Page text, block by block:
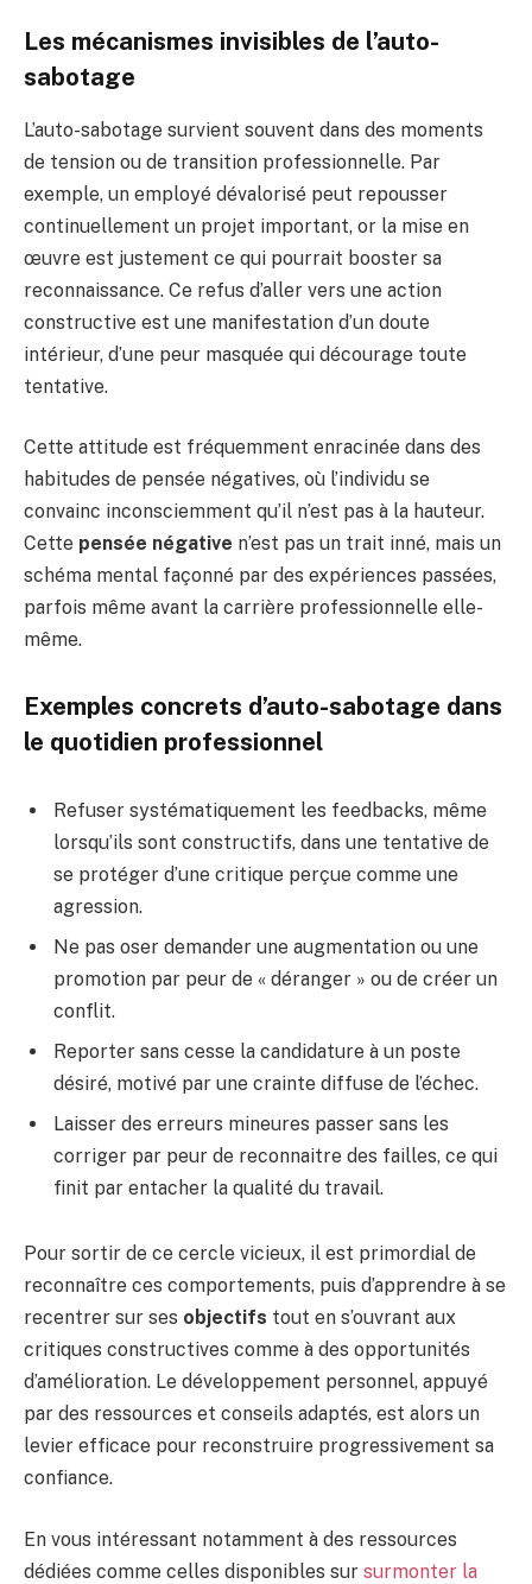
Les mécanismes invisibles de l’auto-
sabotage
L’auto-sabotage survient souvent dans des moments
de tension ou de transition professionnelle. Par
exemple, un employé dévalorisé peut repousser
continuellement un projet important, or la mise en
œuvre est justement ce qui pourrait booster sa
reconnaissance. Ce refus d’aller vers une action
constructive est une manifestation d’un doute
intérieur, d’une peur masquée qui décourage toute
tentative.
Cette attitude est fréquemment enracinée dans des
habitudes de pensée négatives, où l’individu se
convainc inconsciemment qu’il n’est pas à la hauteur.
Cette pensée négative n’est pas un trait inné, mais un
schéma mental façonné par des expériences passées,
parfois même avant la carrière professionnelle elle-
même.
Exemples concrets d’auto-sabotage dans
le quotidien professionnel
Refuser systématiquement les feedbacks, même
lorsqu’ils sont constructifs, dans une tentative de
se protéger d’une critique perçue comme une
agression.
Ne pas oser demander une augmentation ou une
promotion par peur de « déranger » ou de créer un
conflit.
Reporter sans cesse la candidature à un poste
désiré, motivé par une crainte diffuse de l’échec.
Laisser des erreurs mineures passer sans les
corriger par peur de reconnaitre des failles, ce qui
finit par entacher la qualité du travail.
Pour sortir de ce cercle vicieux, il est primordial de
reconnaître ces comportements, puis d’apprendre à se
recentrer sur ses objectifs tout en s’ouvrant aux
critiques constructives comme à des opportunités
d’amélioration. Le développement personnel, appuyé
par des ressources et conseils adaptés, est alors un
levier efficace pour reconstruire progressivement sa
confiance.
En vous intéressant notamment à des ressources
dédiées comme celles disponibles sur surmonter la